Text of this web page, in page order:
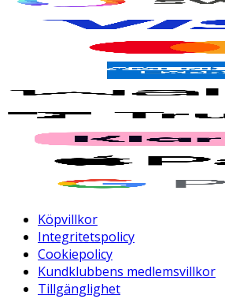
Köpvillkor
Integritetspolicy
Cookiepolicy
Kundklubbens medlemsvillkor
Tillgänglighet